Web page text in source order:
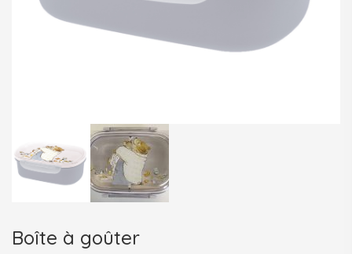
Boîte à goûter